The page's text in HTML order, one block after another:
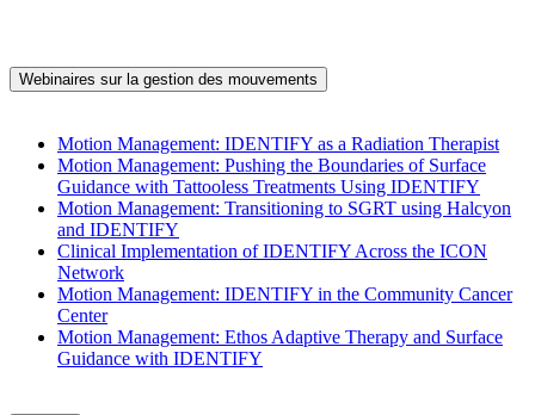
Webinaires sur la gestion des mouvements
Motion Management: IDENTIFY as a Radiation Therapist
Motion Management: Pushing the Boundaries of Surface
Guidance with Tattooless Treatments Using IDENTIFY
Motion Management: Transitioning to SGRT using Halcyon
and IDENTIFY
Clinical Implementation of IDENTIFY Across the ICON
Network
Motion Management: IDENTIFY in the Community Cancer
Center
Motion Management: Ethos Adaptive Therapy and Surface
Guidance with IDENTIFY